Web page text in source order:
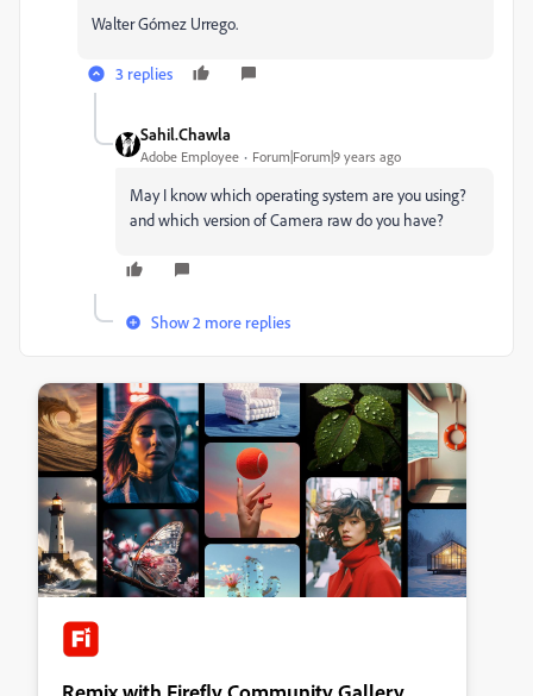
Walter Gómez Urrego.
3 replies
Sahil.Chawla
Adobe Employee Forum|Forum|9 years ago
May I know which operating system are you using?
and which version of Camera raw do you have?
Show 2 more replies